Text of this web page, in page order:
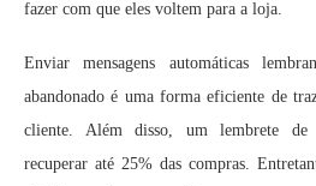
fazer com que eles voltem para a loja.
Enviar mensagens automáticas
abandonado é uma forma eficiente de
cliente. Além disso, um lembrete de
recuperar até 25% das compras.